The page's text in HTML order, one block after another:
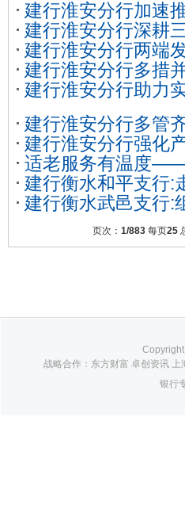
建行淮安分行加速
建行淮安分行深耕
建行淮安分行两端
建行淮安分行多措
建行淮安分行助力
建行淮安分行多管
建行淮安分行强化
适老服务有温度——
客户需求
建行衡水和平支行:
建行衡水武邑支行:
页次： 1/883 每页25
战略合作：东方财富 卓创资讯 上
银行